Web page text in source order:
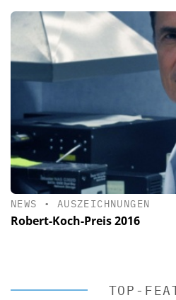
NEWS • AUSZEICHNUNGEN
Robert-Koch-Preis 2016
TOP-